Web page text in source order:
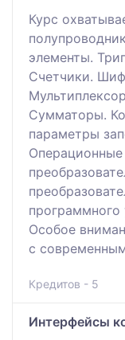
Курс
элементы.
Счетчики.
Сумматоры.
параметры
Особое
с
Кредитов - 5
Интерфейсы